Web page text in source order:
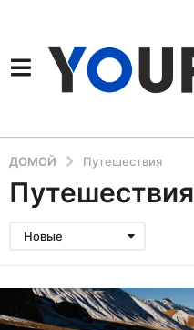
ДОМОЙ Путешествия
Путешествия
Новые